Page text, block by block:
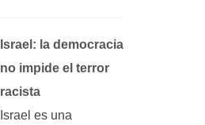
Israel: la democracia
no impide el terror
racista
Israel es una